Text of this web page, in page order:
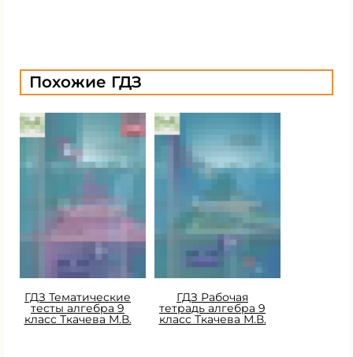
Похожие ГДЗ
ГДЗ Тематические
тесты алгебра 9
класс Ткачева М.В.
ГДЗ Рабочая
тетрадь алгебра 9
класс Ткачева М.В.